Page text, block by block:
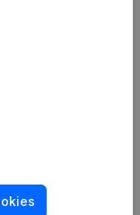
(Nieuwe
Bijkantoor,